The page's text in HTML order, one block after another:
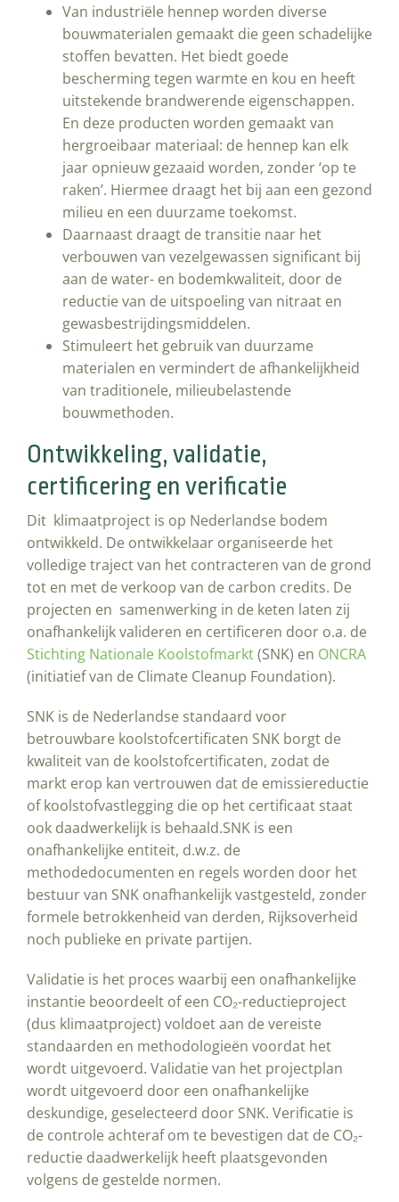
Van industriële hennep worden diverse
bouwmaterialen gemaakt die geen schadelijke
stoffen bevatten. Het biedt goede
bescherming tegen warmte en kou en heeft
uitstekende brandwerende eigenschappen.
En deze producten worden gemaakt van
hergroeibaar materiaal: de hennep kan elk
jaar opnieuw gezaaid worden, zonder ‘op te
raken’. Hiermee draagt het bij aan een gezond
milieu en een duurzame toekomst.
Daarnaast draagt de transitie naar het
verbouwen van vezelgewassen significant bij
aan de water- en bodemkwaliteit, door de
reductie van de uitspoeling van nitraat en
gewasbestrijdingsmiddelen.
Stimuleert het gebruik van duurzame
materialen en vermindert de afhankelijkheid
van traditionele, milieubelastende
bouwmethoden.
Ontwikkeling, validatie,
certificering en verificatie
Dit klimaatproject is op Nederlandse bodem
ontwikkeld. De ontwikkelaar organiseerde het
volledige traject van het contracteren van de grond
tot en met de verkoop van de carbon credits. De
projecten en samenwerking in de keten laten zij
onafhankelijk valideren en certificeren door o.a. de
Stichting Nationale Koolstofmarkt(SNK) en ONCRA
(initiatief van de Climate Cleanup Foundation).
SNK is de Nederlandse standaard voor
betrouwbare koolstofcertificaten SNK borgt de
kwaliteit van de koolstofcertificaten, zodat de
markt erop kan vertrouwen dat de emissiereductie
of koolstofvastlegging die op het certificaat staat
ook daadwerkelijk is behaald.SNK is een
onafhankelijke entiteit, d.w.z. de
methodedocumenten en regels worden door het
bestuur van SNK onafhankelijk vastgesteld, zonder
formele betrokkenheid van derden, Rijksoverheid
noch publieke en private partijen.
Validatie is het proces waarbij een onafhankelijke
instantie beoordeelt of een CO₂-reductieproject
(dus klimaatproject) voldoet aan de vereiste
standaarden en methodologieën voordat het
wordt uitgevoerd. Validatie van het projectplan
wordt uitgevoerd door een onafhankelijke
deskundige, geselecteerd door SNK. Verificatie is
de controle achteraf om te bevestigen dat de CO₂-
reductie daadwerkelijk heeft plaatsgevonden
volgens de gestelde normen.